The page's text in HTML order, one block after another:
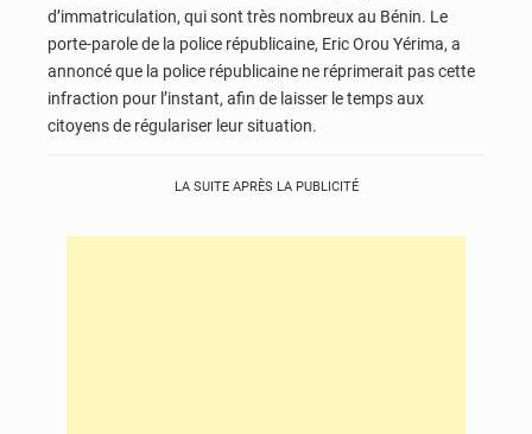
d’immatriculation, qui sont très nombreux au Bénin. Le
porte-parole de la police républicaine, Eric Orou Yérima, a
annoncé que la police républicaine ne réprimerait pas cette
infraction pour l’instant, afin de laisser le temps aux
citoyens de régulariser leur situation.
LA SUITE APRÈS LA PUBLICITÉ